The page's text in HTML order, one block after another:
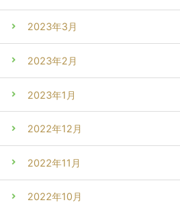
2023年3月
2023年2月
2023年1月
2022年12月
2022年11月
2022年10月